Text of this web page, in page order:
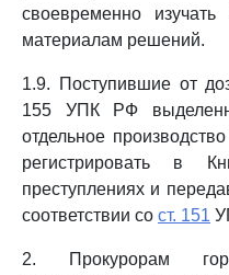
своевременно
материалам решений.
1.9. Поступившие от
155 УПК РФ
отдельное
регистрировать в
преступлениях и
соответствии со ст. 151
2. Прокурорам